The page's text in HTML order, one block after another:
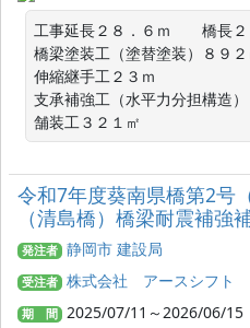
工事延長２８．６ｍ　　橋長
橋梁塗装工（塗替塗装）８９２
伸縮継手工２３ｍ
支承補強工（水平力分担構造
舗装工３２１㎡
令和7年度葵南県橋第2号
（清島橋）橋梁耐震補強
発注者 静岡市 建設局
受注者 株式会社 アースシフト
期 間 2025/07/11～2026/06/15